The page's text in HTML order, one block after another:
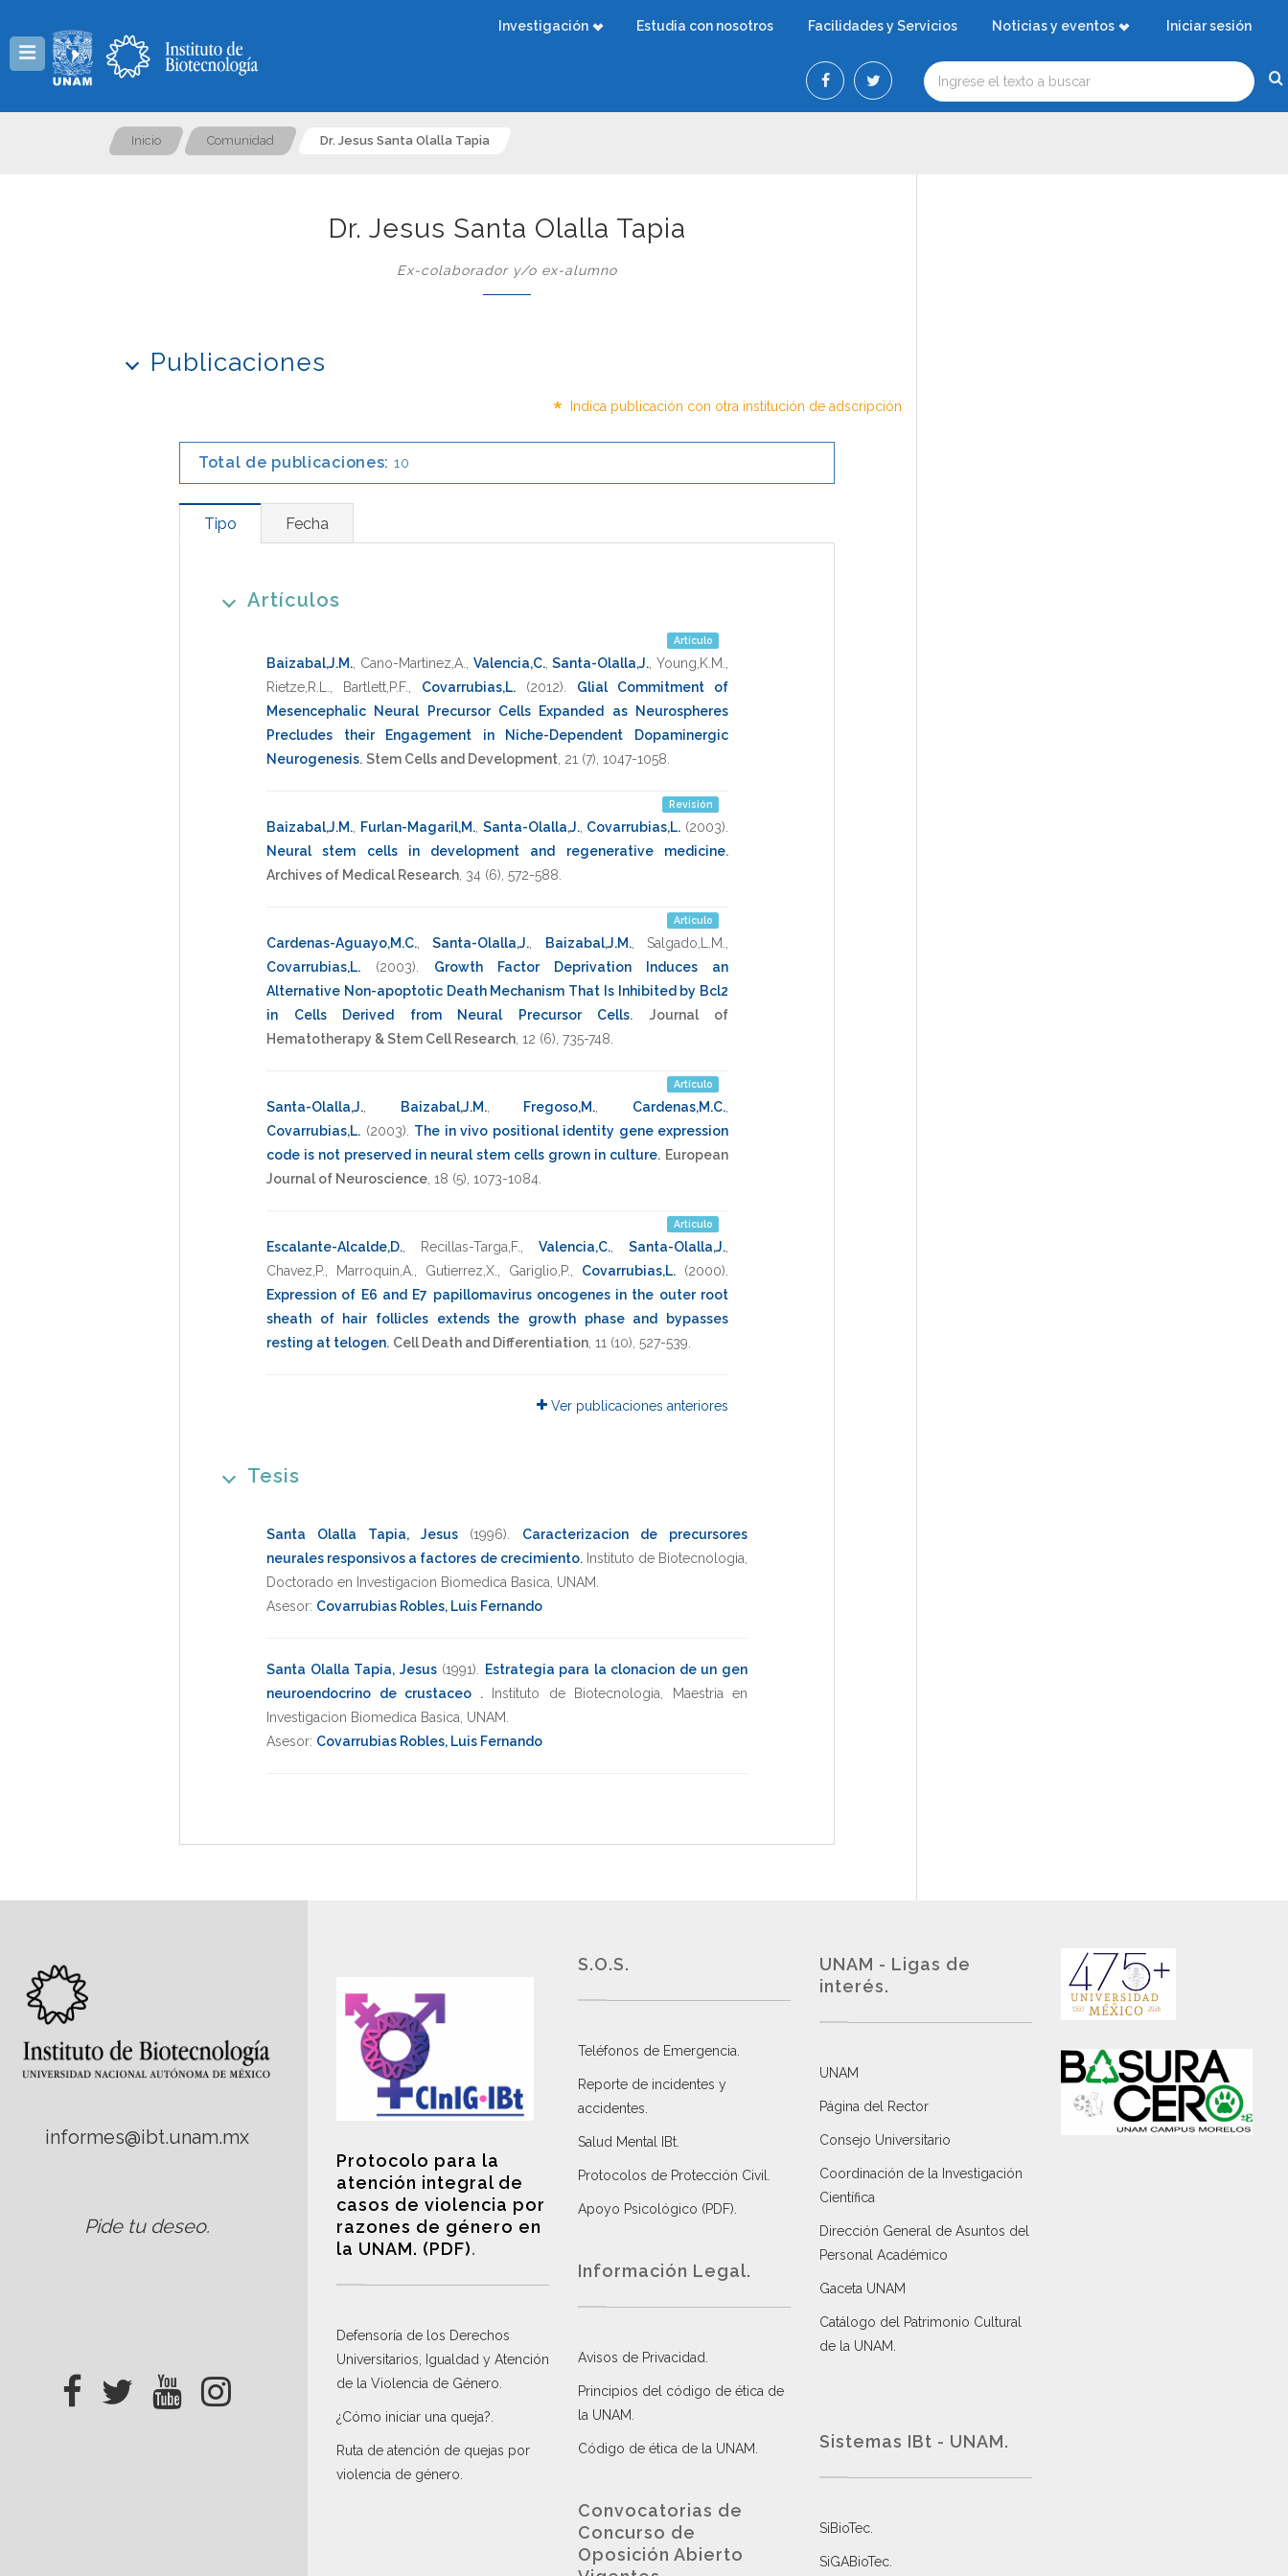
Investigación Estudia con nosotros Facilidades y Servicios Noticias y eventos Iniciar sesión
Inicio Comunidad Dr. Jesus Santa Olalla Tapia
Dr. Jesus Santa Olalla Tapia
Ex-colaborador y/o ex-alumno
Publicaciones
* Indica publicación con otra institución de adscripción
Total de publicaciones: 10
Tipo Fecha
Artículos
Artículo
Baizabal,J.M. Cano-Martinez,A. Valencia,C.,Santa-Olalla,J. Young,K.M.
Rietze,R.L.
Bartlett,P.F. Covarrubias,L. (2012)
Glial Commitment of
Mesencephalic Neural Precursor Cells Expanded as Neurospheres
Precludes their Engagement in Niche-Dependent Dopaminergic
Neurogenesis. Stem Cells and Development 21 (7), 1047-1058
Revisión
Baizabal,J.M. Furlan-Magaril,M., Santa-Olalla,J., Covarrubias,L. (2003)
Neural stem cells in development and regenerative medicine.
Archives of Medical Research 34 (6), 572-588
Artículo
Cardenas-Aguayo,M.C. ,Santa-Olalla,J. Baizabal,J.M., Salgado,L.M.
Covarrubias,L.
(2003)
Growth Factor Deprivation Induces an
Alternative Non-apoptotic Death Mechanism That Is Inhibited by Bcl2
in Cells Derived from Neural Precursor Cells.
Journal of
Hematotherapy & Stem Cell Research 12 (6), 735-748
Artículo
Santa-Olalla,J. Baizabal,J.M., Fregoso,M. Cardenas,M.C.
Covarrubias,L. (2003)
The in vivo positional identity gene expression
code is not preserved in neural stem cells grown in culture. European
Journal of Neuroscience 18 (5), 1073-1084
Artículo
Escalante-Alcalde,D. Recillas-Targa,F. Valencia,C. Santa-Olalla,J.
Chavez,P.
Marroquin,A. Gutierrez,X. Gariglio,P. Covarrubias,L. (2000)
Expression of E6 and E7 papillomavirus oncogenes in the outer root
sheath of hair follicles extends the growth phase and bypasses
resting at telogen. Cell Death and Differentiation 11 (10), 527-539
Ver publicaciones anteriores
Tesis
Santa Olalla Tapia, Jesus (1996)
Caracterizacion de precursores
neurales responsivos a factores de crecimiento. Instituto de Biotecnologia
Doctorado en Investigacion Biomedica Basica UNAM
Asesor: Covarrubias Robles, Luis Fernando
Santa Olalla Tapia, Jesus (1991)
Estrategia para la clonacion de un gen
neuroendocrino de crustaceo . Instituto de Biotecnologia
Maestria en
Investigacion Biomedica Basica UNAM
Asesor: Covarrubias Robles, Luis Fernando
informes@ibt.unam.mx
Pide tu deseo.
Protocolo para la
atención integral de
casos de violencia por
razones de género en
la UNAM. (PDF).
Defensoría de los Derechos
Universitarios, Igualdad y Atención
de la Violencia de Género
¿Cómo iniciar una queja?
Ruta de atención de quejas por
violencia de género
S.O.S.
Teléfonos de Emergencia.
Reporte de incidentes y
accidentes
Salud Mental IBt
Protocolos de Protección Civil
Apoyo Psicológico (PDF)
Información Legal.
Avisos de Privacidad
Principios del código de ética de
la UNAM
Código de ética de la UNAM
Convocatorias de
Concurso de
Oposición Abierto
UNAM - Ligas de
interés.
UNAM
Página del Rector
Consejo Universitario
Coordinación de la Investigación
Científica
Dirección General de Asuntos del
Personal Académico
Gaceta UNAM
Catálogo del Patrimonio Cultural
de la UNAM.
Sistemas IBt - UNAM.
SiBioTec
SiGABioTec.